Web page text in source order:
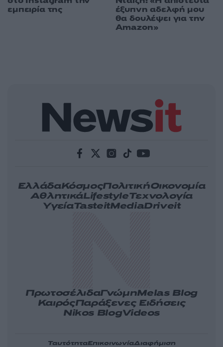
εμπειρία της
έξυπνη αδελφή μου
θα δουλέψει για την
Amazon»
ΕλλάδαΚόσμοςΠολιτικήΟικονομία
ΑθλητικάLifestyleΤεχνολογία
ΥγείαTasteitMediaDriveit
ΠρωτοσέλιδαΓνώμηMelas Blog
ΚαιρόςΠαράξενες Ειδήσεις
Nikos BlogVideos
ΤαυτότηταΕπικοινωνίαΔιαφήμιση